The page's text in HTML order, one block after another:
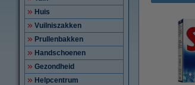
Huis
Vuilniszakken
Prullenbakken
Handschoenen
Gezondheid
Helpcentrum